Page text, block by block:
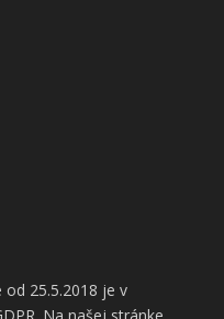
25.5.2018 je v